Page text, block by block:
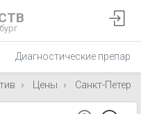
Диагностические
Цены Санкт-